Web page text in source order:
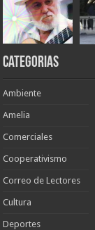
Categorias
Ambiente
Amelia
Comerciales
Cooperativismo
Correo de Lectores
Cultura
Deportes